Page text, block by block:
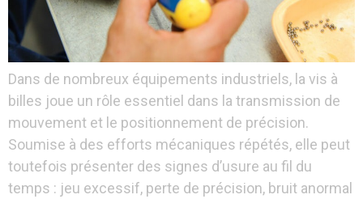
Dans de nombreux équipements industriels, la vis à
billes joue un rôle essentiel dans la transmission de
mouvement et le positionnement de précision.
Soumise à des efforts mécaniques répétés, elle peut
toutefois présenter des signes d’usure au fil du
temps : jeu excessif, perte de précision, bruit anormal